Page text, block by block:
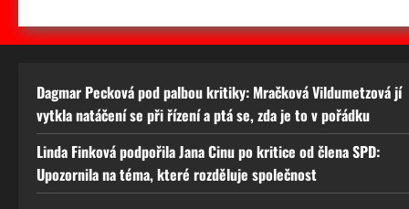
Dagmar Pecková pod palbou kritiky: Mračková Vildumetzová jí
vytkla natáčení se při řízení a ptá se, zda je to v pořádku
Linda Finková podpořila Jana Cinu po kritice od člena SPD:
Upozornila na téma, které rozděluje společnost